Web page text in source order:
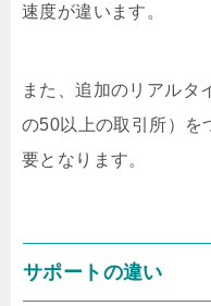
速度が違います。
また、追加のリアルタ
の50以上の取引所）を
要となります。
サポートの違い